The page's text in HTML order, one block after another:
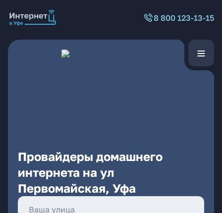
8 800 123-13-15
Провайдеры домашнего
интернета на ул
Первомайская, Уфа